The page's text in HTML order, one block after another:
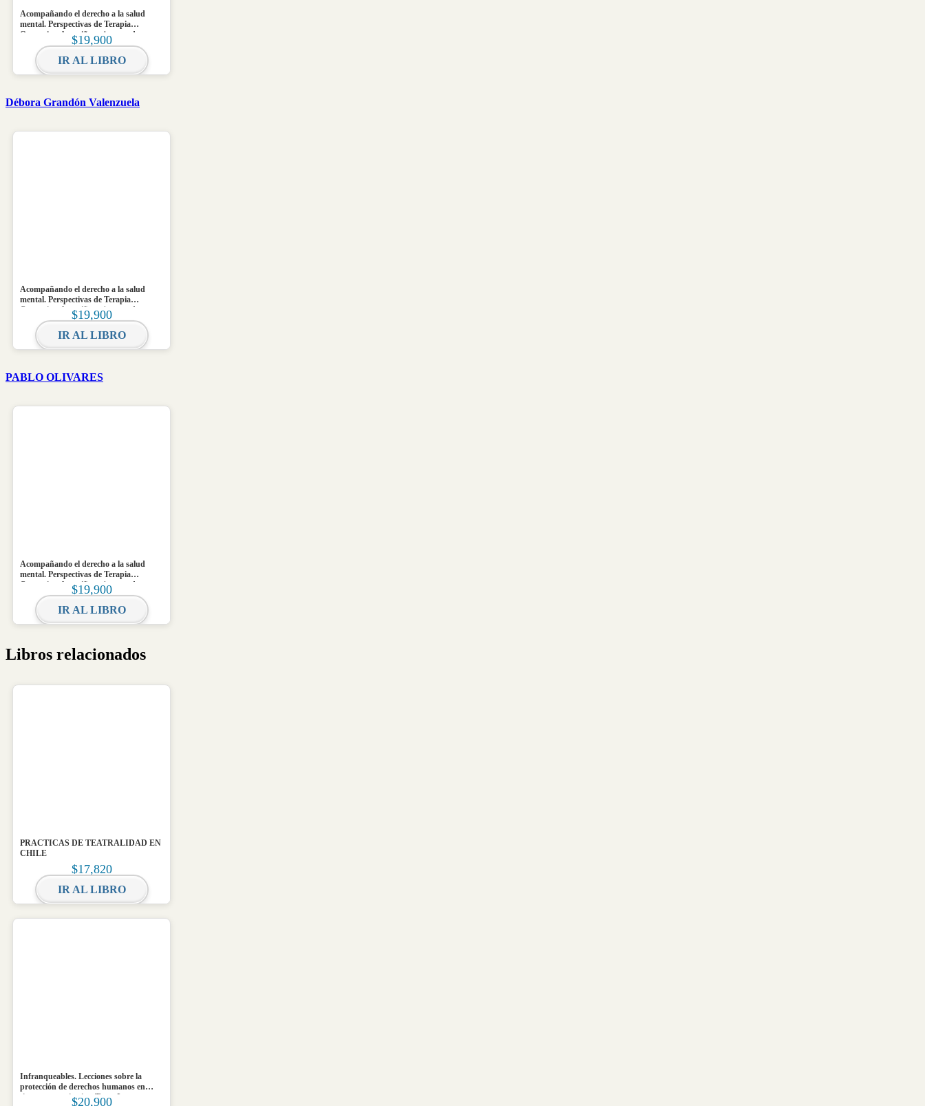
Acompañando el derecho a la salud
mental. Perspectivas de Terapia
Ocupacional en niñez y juventud
$19,900
IR AL LIBRO
Débora Grandón Valenzuela
Acompañando el derecho a la salud
mental. Perspectivas de Terapia
Ocupacional en niñez y juventud
$19,900
IR AL LIBRO
PABLO OLIVARES
Acompañando el derecho a la salud
mental. Perspectivas de Terapia
Ocupacional en niñez y juventud
$19,900
IR AL LIBRO
Libros relacionados
PRACTICAS DE TEATRALIDAD EN
CHILE
$17,820
IR AL LIBRO
Infranqueables. Lecciones sobre la
protección de derechos humanos en
tiempos autoritarios. Tomo I
$20,900